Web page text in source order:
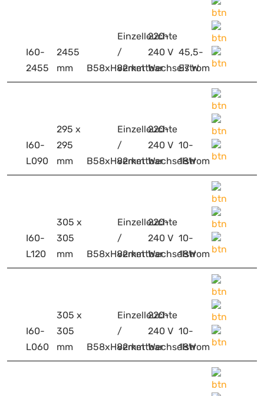
I60-
2455
2455
mm
B58xH82mm
Einzelleuchte
/
verkettbar
220-
240 V
Wechselstrom
45,5-
57 W
I60-
L090
295 x
295
mm
B58xH82mm
Einzelleuchte
/
verkettbar
220-
240 V
Wechselstrom
10-
18W
I60-
L120
305 x
305
mm
B58xH82mm
Einzelleuchte
/
verkettbar
220-
240 V
Wechselstrom
10-
18W
I60-
L060
305 x
305
mm
B58xH82mm
Einzelleuchte
/
verkettbar
220-
240 V
Wechselstrom
10-
18W